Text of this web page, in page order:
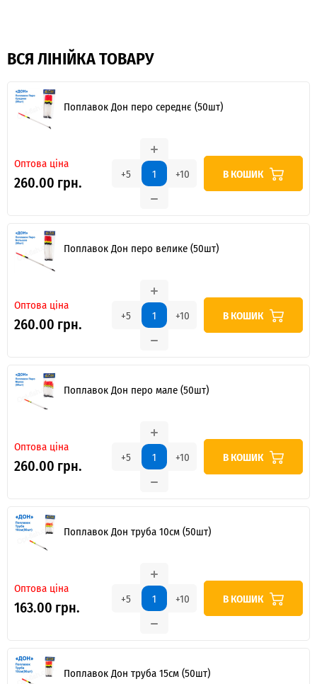
ВСЯ ЛІНІЙКА ТОВАРУ
Поплавок Дон перо середнє (50шт)
Оптова ціна
260.00 грн. +5 +10 В КОШИК
Поплавок Дон перо велике (50шт)
Оптова ціна
260.00 грн. +5 +10 В КОШИК
Поплавок Дон перо мале (50шт)
Оптова ціна
260.00 грн. +5 +10 В КОШИК
Поплавок Дон труба 10см (50шт)
Оптова ціна
163.00 грн. +5 +10 В КОШИК
Поплавок Дон труба 15см (50шт)